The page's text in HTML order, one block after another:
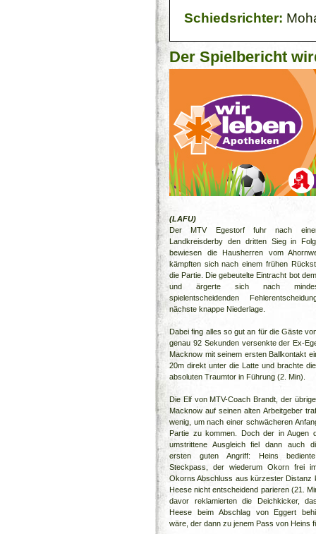
Schiedsrichter:
Der Spielbericht
(LAFU)
Der MTV Egestorf fuhr nach
Landkreisderby den dritten Sieg in
bewiesen die Hausherren vom
kämpften sich nach einem frühen
die Partie. Die gebeutelte Eintracht bot
und ärgerte sich nach
spielentscheidenden
nächste knappe Niederlage.
Dabei fing alles so gut an für die Gäste
genau 92 Sekunden versenkte der Ex-
Macknow mit seinem ersten Ballkontakt
20m direkt unter die Latte und brachte
absoluten Traumtor in Führung (2. Min).
Die Elf von MTV-Coach Brandt, der
Macknow auf seinen alten Arbeitgeber
wenig, um nach einer schwächeren
Partie zu kommen. Doch der in Augen
umstrittene Ausgleich fiel dann auch
ersten guten Angriff: Heins
Steckpass, der wiederum Okorn frei
Okorns Abschluss aus kürzester Distanz
Heese nicht entscheidend parieren (21.
davor reklamierten die Deichkicker,
Heese beim Abschlag von Eggert
wäre, der dann zu jenem Pass von Heins